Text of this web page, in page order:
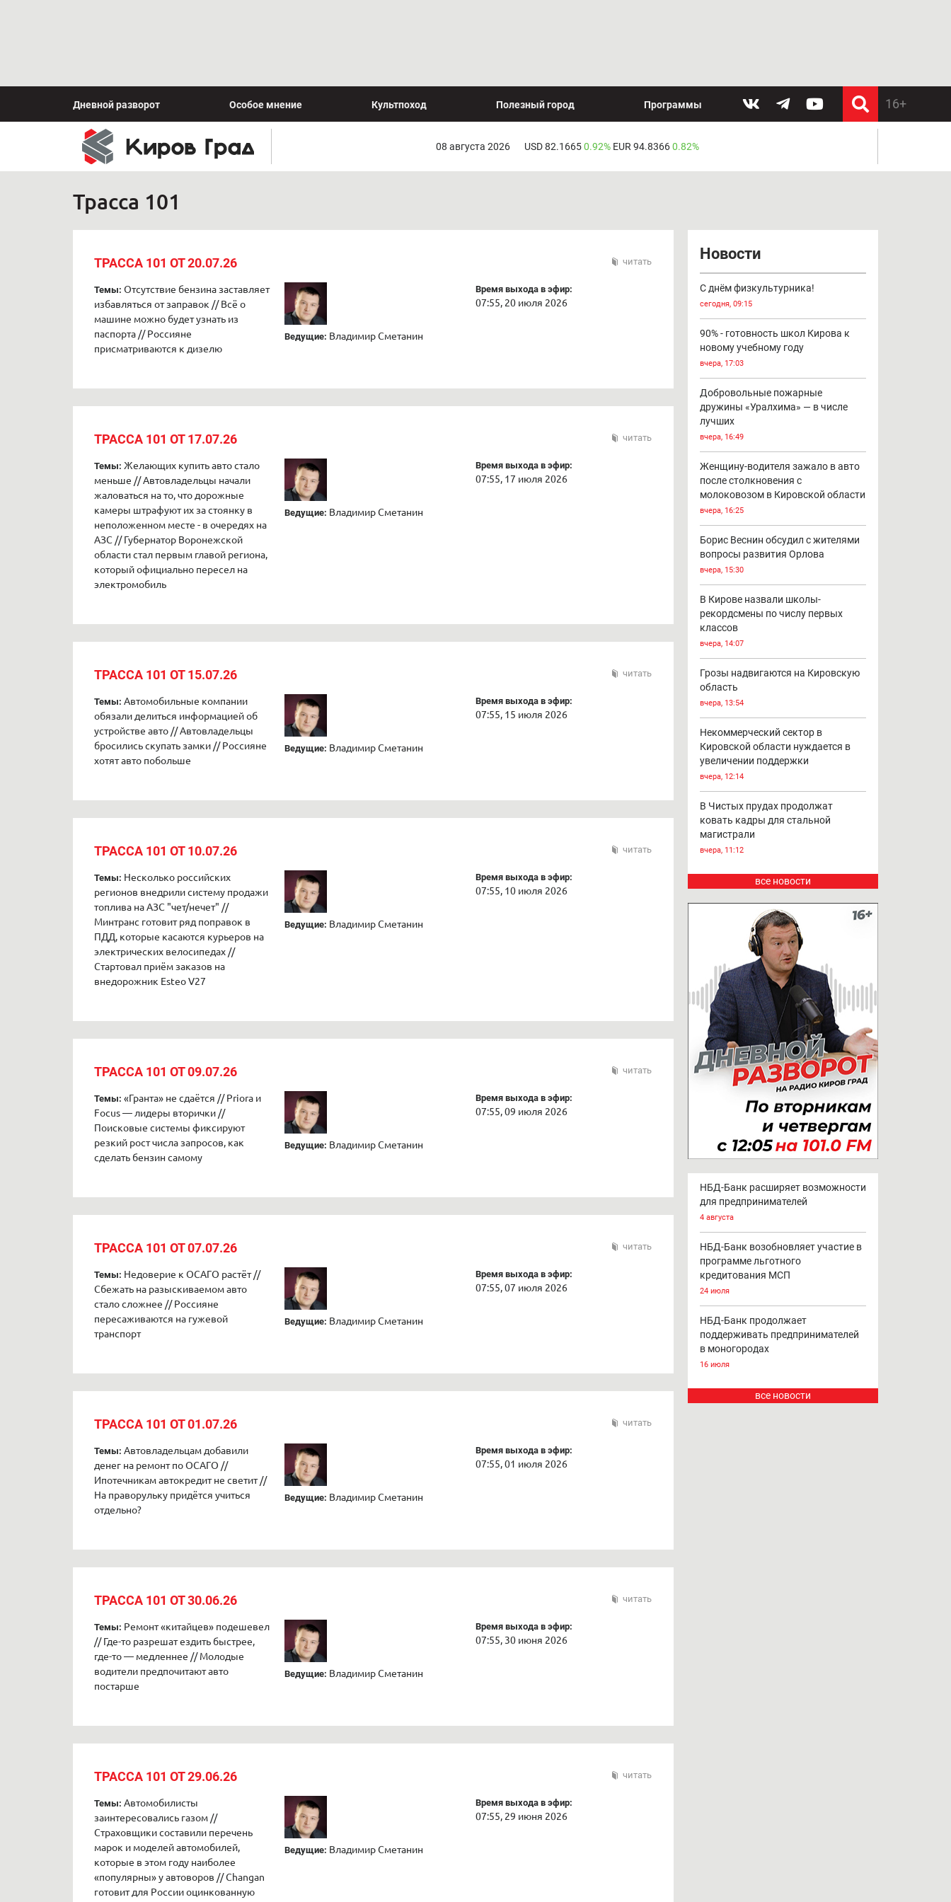
Дневной разворот Особое мнение Культпоход Полезный город Программы
08 августа 2026 USD 82.16650.92% EUR 94.83660.82%
Трасса 101
ТРАССА 101 ОТ 20.07.26 читать
Темы: Отсутствие бензина заставляет
избавляться от заправок // Всё о
машине можно будет узнать из
паспорта // Россияне
присматриваются к дизелю
Ведущие: Владимир Сметанин
Время выхода в эфир:
07:55, 20 июля 2026
ТРАССА 101 ОТ 17.07.26 читать
Темы: Желающих купить авто стало
меньше // Автовладельцы начали
жаловаться на то, что дорожные
камеры штрафуют их за стоянку в
неположенном месте - в очередях на
АЗС // Губернатор Воронежской
области стал первым главой региона,
который официально пересел на
электромобиль
Ведущие: Владимир Сметанин
Время выхода в эфир:
07:55, 17 июля 2026
ТРАССА 101 ОТ 15.07.26 читать
Темы: Автомобильные компании
обязали делиться информацией об
устройстве авто // Автовладельцы
бросились скупать замки // Россияне
хотят авто побольше
Ведущие: Владимир Сметанин
Время выхода в эфир:
07:55, 15 июля 2026
ТРАССА 101 ОТ 10.07.26 читать
Темы: Несколько российских
регионов внедрили систему продажи
топлива на АЗС "чет/нечет" //
Минтранс готовит ряд поправок в
ПДД, которые касаются курьеров на
электрических велосипедах //
Стартовал приём заказов на
внедорожник Esteo V27
Ведущие: Владимир Сметанин
Время выхода в эфир:
07:55, 10 июля 2026
ТРАССА 101 ОТ 09.07.26 читать
Темы: «Гранта» не сдаётся // Priora и
Focus — лидеры вторички //
Поисковые системы фиксируют
резкий рост числа запросов, как
сделать бензин самому
Ведущие: Владимир Сметанин
Время выхода в эфир:
07:55, 09 июля 2026
ТРАССА 101 ОТ 07.07.26 читать
Темы: Недоверие к ОСАГО растёт //
Сбежать на разыскиваемом авто
стало сложнее // Россияне
пересаживаются на гужевой
транспорт
Ведущие: Владимир Сметанин
Время выхода в эфир:
07:55, 07 июля 2026
ТРАССА 101 ОТ 01.07.26 читать
Темы: Автовладельцам добавили
денег на ремонт по ОСАГО //
Ипотечникам автокредит не светит //
На праворульку придётся учиться
отдельно?
Ведущие: Владимир Сметанин
Время выхода в эфир:
07:55, 01 июля 2026
ТРАССА 101 ОТ 30.06.26 читать
Темы: Ремонт «китайцев» подешевел
// Где-то разрешат ездить быстрее,
где-то — медленнее // Молодые
водители предпочитают авто
постарше
Ведущие: Владимир Сметанин
Время выхода в эфир:
07:55, 30 июня 2026
ТРАССА 101 ОТ 29.06.26 читать
Темы: Автомобилисты
заинтересовались газом //
Страховщики составили перечень
марок и моделей автомобилей,
которые в этом году наиболее
«популярны» у автоворов // Changan
готовит для России оцинкованную
Ведущие: Владимир Сметанин
Время выхода в эфир:
07:55, 29 июня 2026
Новости
С днём физкультурника!
сегодня, 09:15
90% - готовность школ Кирова к
новому учебному году
вчера, 17:03
Добровольные пожарные
дружины «Уралхима» — в числе
лучших
вчера, 16:49
Женщину-водителя зажало в авто
после столкновения с
молоковозом в Кировской области
вчера, 16:25
Борис Веснин обсудил с жителями
вопросы развития Орлова
вчера, 15:30
В Кирове назвали школы-
рекордсмены по числу первых
классов
вчера, 14:07
Грозы надвигаются на Кировскую
область
вчера, 13:54
Некоммерческий сектор в
Кировской области нуждается в
увеличении поддержки
вчера, 12:14
В Чистых прудах продолжат
ковать кадры для стальной
магистрали
вчера, 11:12
все новости
НБД-Банк расширяет возможности
для предпринимателей
4 августа
НБД-Банк возобновляет участие в
программе льготного
кредитования МСП
24 июля
НБД-Банк продолжает
поддерживать предпринимателей
в моногородах
16 июля
все новости